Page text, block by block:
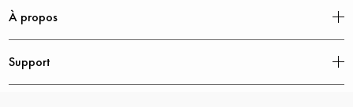
À propos
Support